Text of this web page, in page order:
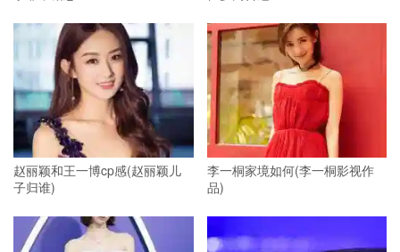
赵丽颖和王一博cp感(赵丽颖儿
子归谁)
李一桐家境如何(李一桐影视作
品)